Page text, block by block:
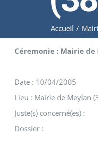
Accueil /
Céremonie : Mairie de
Date : 10/04/2005
Lieu : Mairie de Meylan
Juste(s) concerné(es) :
Dossier :